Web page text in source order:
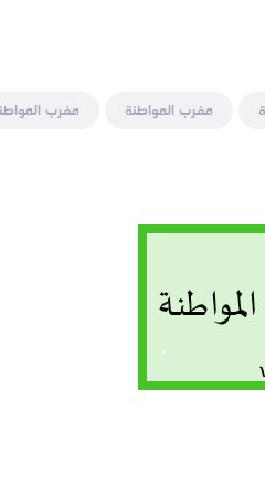
مغرب المواطنة مغرب